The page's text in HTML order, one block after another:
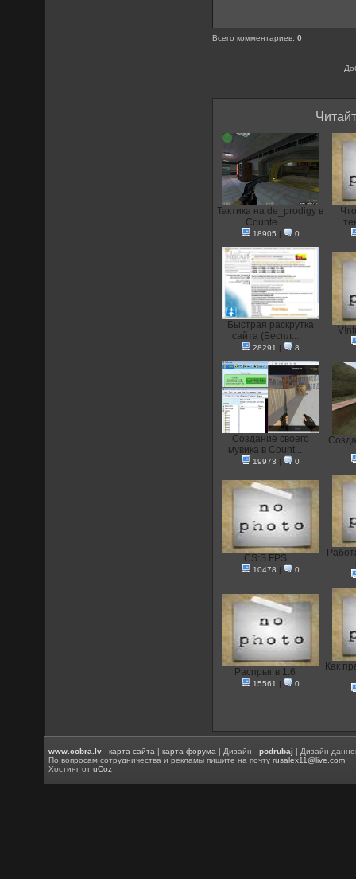
Всего комментариев:0
Тактика на de_prodigy в
Counte...
18905 | 0
Быстрая раскрутка
сайта (Беспл...
28291 | 8
Создание своего
мувика в Count...
19973 | 0
CS:S FPS
10478 | 0
Распрыг в 1.6
15561 | 0
Как
www.cobra.lv -карта сайта |карта форума | Дизайн -podrubaj | Дизайн
По вопросам сотрудничества и рекламы пишите на почтуrusalex11@live.com
Хостинг отuCoz